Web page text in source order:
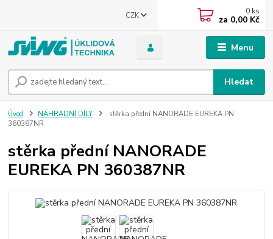
Menu
CZK
Hledat
0 ks
za 0,00 Kč
Úvod NÁHRADNÍ DÍLY
stěrka přední NANORADE EUREKA PN
360387NR
stěrka přední NANORADE
EUREKA PN 360387NR